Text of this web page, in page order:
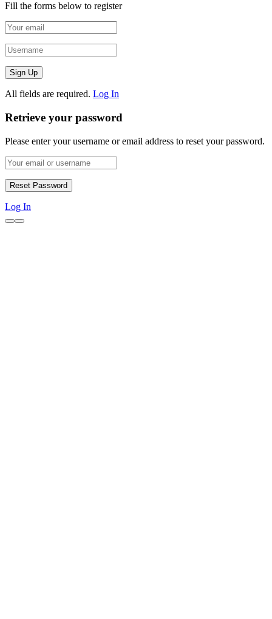
Fill the forms below to register
All fields are required. Log In
Retrieve your password
Please enter your username or email address to reset your password.
Log In